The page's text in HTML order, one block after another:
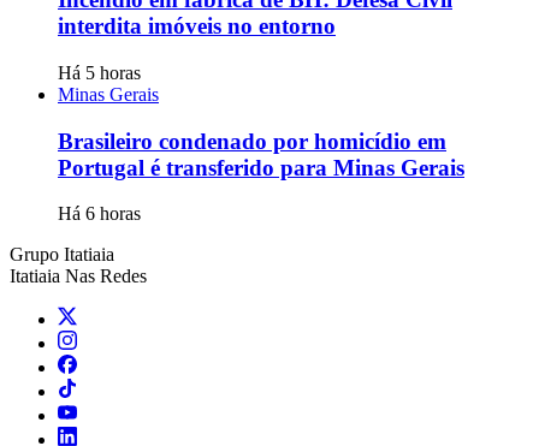
interdita imóveis no entorno
Há 5 horas
Minas Gerais
Brasileiro condenado por homicídio em
Portugal é transferido para Minas Gerais
Há 6 horas
Grupo Itatiaia
Itatiaia Nas Redes